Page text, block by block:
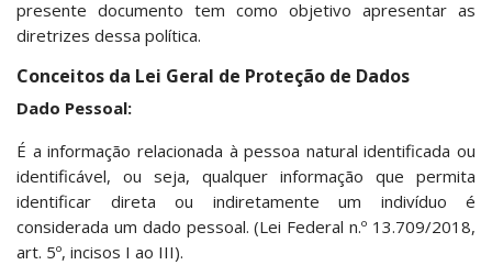
presente documento tem como objetivo apresentar as
diretrizes dessa política.
Conceitos da Lei Geral de Proteção de Dados
Dado Pessoal:
É a informação relacionada à pessoa natural identificada ou
identificável, ou seja, qualquer informação que permita
identificar direta ou indiretamente um indivíduo é
considerada um dado pessoal. (Lei Federal n.º 13.709/2018,
art. 5º, incisos I ao III).